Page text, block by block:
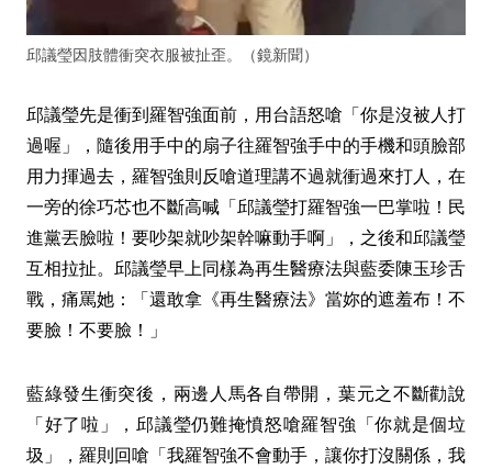
邱議瑩因肢體衝突衣服被扯歪。（鏡新聞）
邱議瑩先是衝到羅智強面前，用台語怒嗆「你是沒被人打
過喔」，隨後用手中的扇子往羅智強手中的手機和頭臉部
用力揮過去，羅智強則反嗆道理講不過就衝過來打人，在
一旁的徐巧芯也不斷高喊「邱議瑩打羅智強一巴掌啦！民
進黨丟臉啦！要吵架就吵架幹嘛動手啊」，之後和邱議瑩
互相拉扯。邱議瑩早上同樣為再生醫療法與藍委陳玉珍舌
戰，痛罵她：「還敢拿《再生醫療法》當妳的遮羞布！不
要臉！不要臉！」
藍綠發生衝突後，兩邊人馬各自帶開，葉元之不斷勸說
「好了啦」，邱議瑩仍難掩憤怒嗆羅智強「你就是個垃
圾」，羅則回嗆「我羅智強不會動手，讓你打沒關係，我